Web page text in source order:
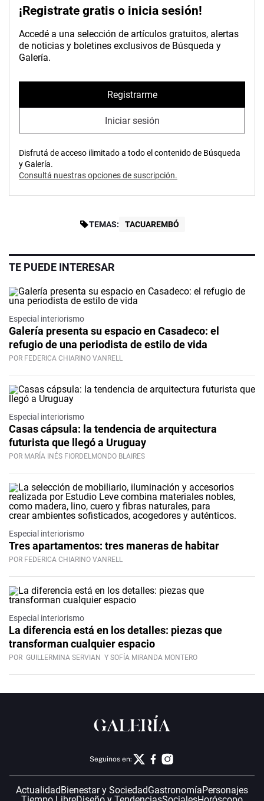
¡Registrate gratis o inicia sesión!
Accedé a una selección de artículos gratuitos, alertas
de noticias y boletines exclusivos de Búsqueda y
Galería.
Registrarme
Iniciar sesión
Disfrutá de acceso ilimitado a todo el contenido de Búsqueda
y Galería.
Consultá nuestras opciones de suscripción.
TEMAS: TACUAREMBÓ
TE PUEDE INTERESAR
Especial interiorismo
Galería presenta su espacio en Casadeco: el
refugio de una periodista de estilo de vida
POR FEDERICA CHIARINO VANRELL
Especial interiorismo
Casas cápsula: la tendencia de arquitectura
futurista que llegó a Uruguay
POR MARÍA INÉS FIORDELMONDO BLAIRES
Especial interiorismo
Tres apartamentos: tres maneras de habitar
POR FEDERICA CHIARINO VANRELL
Especial interiorismo
La diferencia está en los detalles: piezas que
transforman cualquier espacio
POR GUILLERMINA SERVIAN Y SOFÍA MIRANDA MONTERO
Seguinos en:
Actualidad Bienestar y SociedadGastronomíaPersonajes